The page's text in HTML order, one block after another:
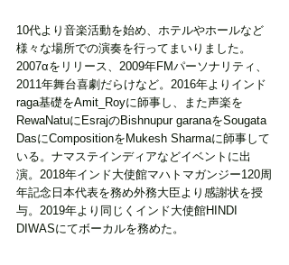
10代より音楽活動を始め、ホテルやホールなど
様々な場所での演奏を行ってまいりました。
2007αをリリース、2009年FMパーソナリティ、
2011年舞台喜劇だらけなど。2016年よりインド
raga基礎をAmit_Royに師事し、また声楽を
RewaNatuにEsrajのBishnupur garanaをSougata
DasにCompositionをMukesh Sharmaに師事して
いる。ナマステインディアなどイベントに出
演。2018年インド大使館マハトマガンジー120周
年記念日本代表を務め外務大臣より感謝状を授
与。2019年より同じくインド大使館HINDI
DIWASにてボーカルを務めた。